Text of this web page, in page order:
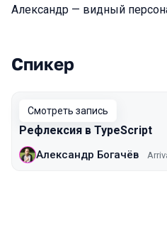
Александр — видный
Выступления в
Спикер
Смотреть запись
Рефлексия в TypeScript
Александр Богачёв